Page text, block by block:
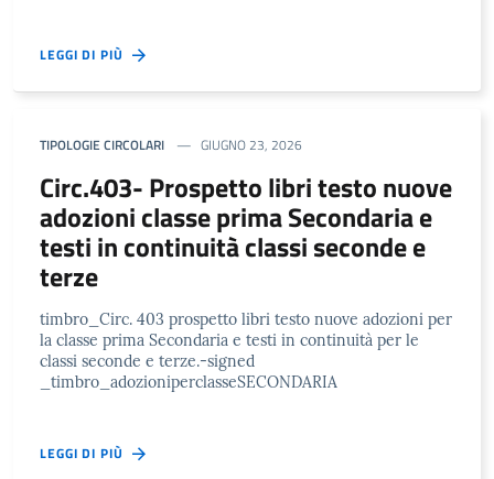
LEGGI DI PIÙ
TIPOLOGIE CIRCOLARI GIUGNO 23, 2026
Circ.403- Prospetto libri testo nuove
adozioni classe prima Secondaria e
testi in continuità classi seconde e
terze
timbro_Circ. 403 prospetto libri testo nuove adozioni per
la classe prima Secondaria e testi in continuità per le
classi seconde e terze.-signed
_timbro_adozioniperclasseSECONDARIA
LEGGI DI PIÙ